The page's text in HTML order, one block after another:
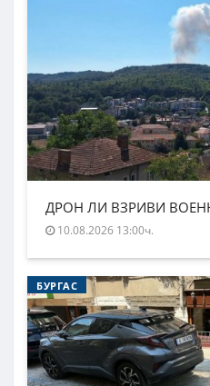
ДРОН ЛИ ВЗРИВИ
10.08.2026 13:00ч.
БУРГАС